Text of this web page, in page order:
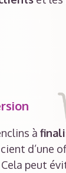
à
d’une
Cela peut